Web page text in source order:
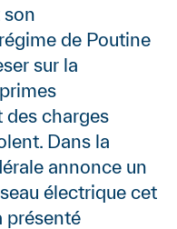
son
de Poutine
sur la
des charges
Dans la
annonce un
électrique cet
présenté